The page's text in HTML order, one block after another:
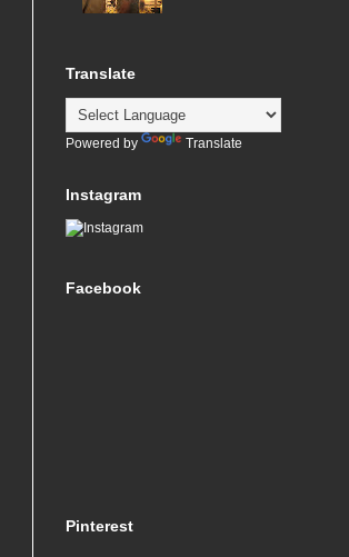
Translate
Powered by Translate
Instagram
Facebook
Pinterest